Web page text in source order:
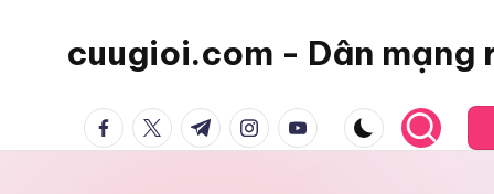
cuugioi.com - Dân mạng
facebook.com
twitter.com
t.me instagram.com
youtube.com